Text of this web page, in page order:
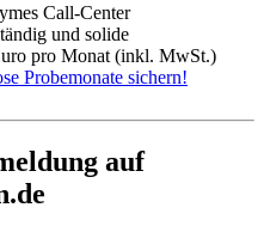
Call-Center
und solide
pro Monat (inkl. MwSt.)
Probemonate sichern!
auf